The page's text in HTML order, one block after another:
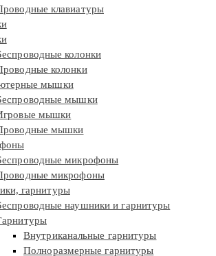
клавиатуры
колонки
колонки
мышки
мышки
мышки
мышки
микрофоны
микрофоны
гарнитуры
наушники и гарнитуры
Внутриканальные гарнитуры
Полноразмерные гарнитуры